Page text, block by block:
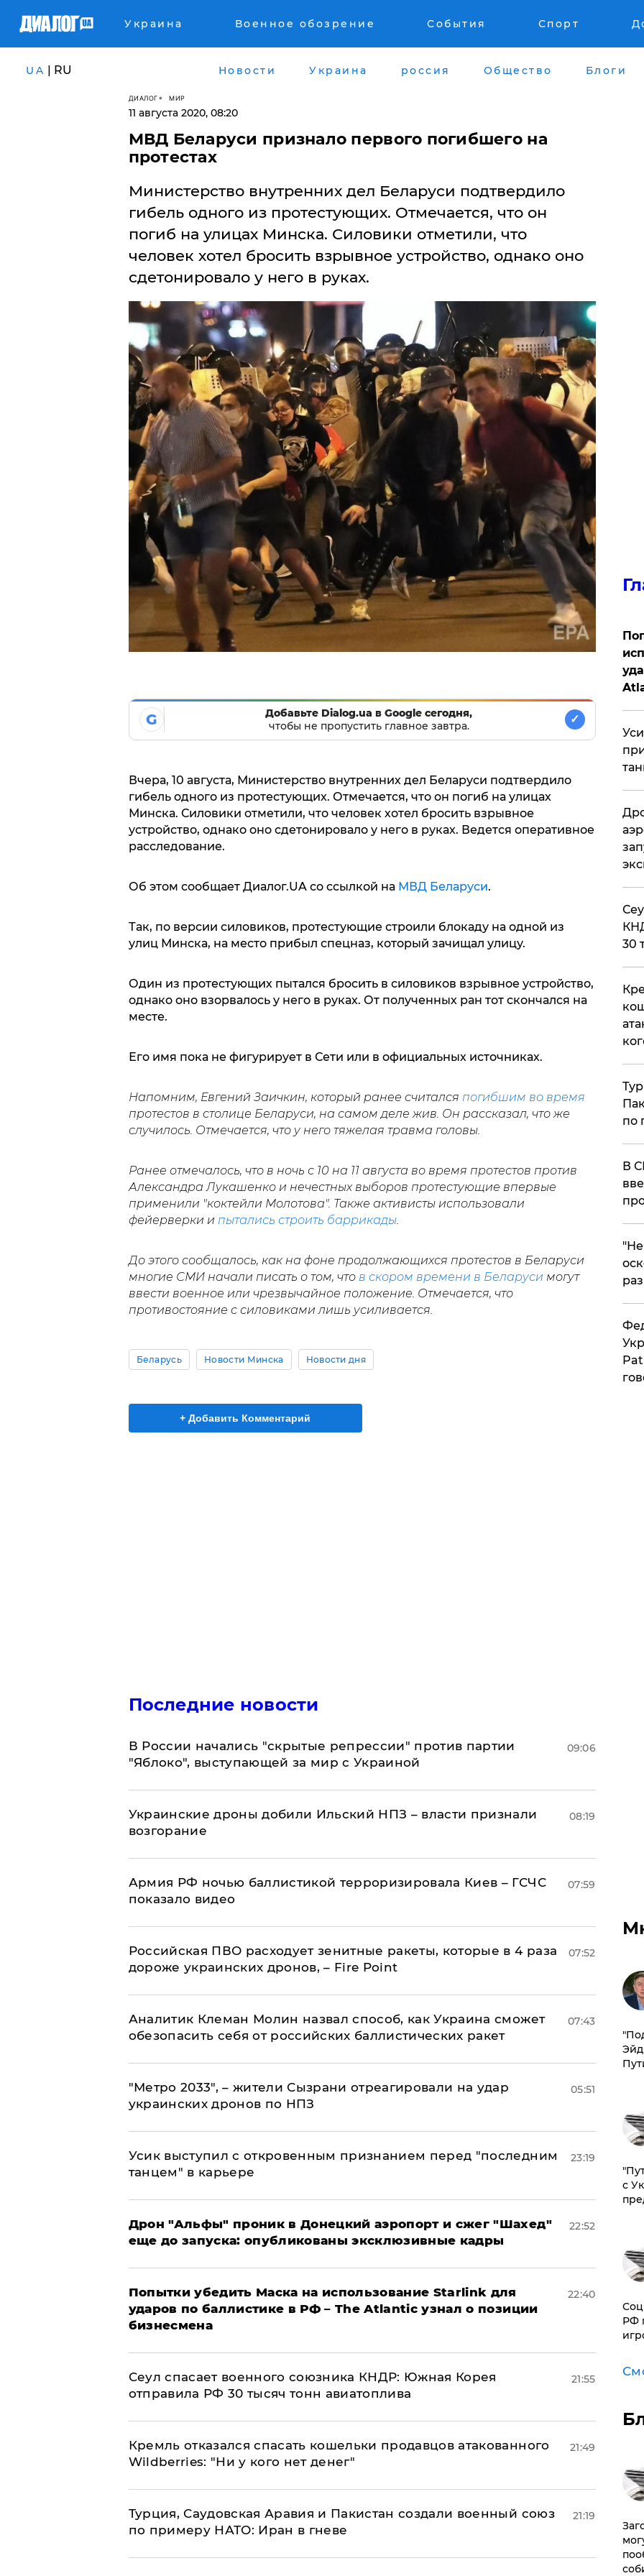
Украина Военное обозрение События Спорт
UA | RU Новости Украина россия Общество Блоги
ДИАЛОГ МИР
11 августа 2020, 08:20
МВД Беларуси признало первого погибшего на
протестах
Министерство внутренних дел Беларуси подтвердило
гибель одного из протестующих. Отмечается, что он
погиб на улицах Минска. Силовики отметили, что
человек хотел бросить взрывное устройство, однако оно
сдетонировало у него в руках.
G
Добавьте Dialog.ua в Google сегодня,
чтобы не пропустить главное завтра.
✓
Вчера, 10 августа, Министерство внутренних дел Беларуси подтвердило
гибель одного из протестующих. Отмечается, что он погиб на улицах
Минска. Силовики отметили, что человек хотел бросить взрывное
устройство, однако оно сдетонировало у него в руках. Ведется оперативное
расследование.
Об этом сообщает Диалог.UA со ссылкой на МВД Беларуси.
Так, по версии силовиков, протестующие строили блокаду на одной из
улиц Минска, на место прибыл спецназ, который зачищал улицу.
Один из протестующих пытался бросить в силовиков взрывное устройство,
однако оно взорвалось у него в руках. От полученных ран тот скончался на
месте.
Его имя пока не фигурирует в Сети или в официальных источниках.
Напомним, Евгений Заичкин, который ранее считался погибшим во время
протестов в столице Беларуси, на самом деле жив. Он рассказал, что же
случилось. Отмечается, что у него тяжелая травма головы.
Ранее отмечалось, что в ночь с 10 на 11 августа во время протестов против
Александра Лукашенко и нечестных выборов протестующие впервые
применили "коктейли Молотова". Также активисты использовали
фейерверки и пытались строить баррикады.
До этого сообщалось, как на фоне продолжающихся протестов в Беларуси
многие СМИ начали писать о том, что в скором времени в Беларуси могут
ввести военное или чрезвычайное положение. Отмечается, что
противостояние с силовиками лишь усиливается.
Беларусь Новости Минска Новости дня
+ Добавить Комментарий
Последние новости
В России начались "скрытые репрессии" против партии
"Яблоко", выступающей за мир с Украиной
09:06
Украинские дроны добили Ильский НПЗ – власти признали
возгорание
08:19
Армия РФ ночью баллистикой терроризировала Киев – ГСЧС
показало видео
07:59
Российская ПВО расходует зенитные ракеты, которые в 4 раза
дороже украинских дронов, – Fire Point
07:52
Аналитик Клеман Молин назвал способ, как Украина сможет
обезопасить себя от российских баллистических ракет
07:43
"Метро 2033", – жители Сызрани отреагировали на удар
украинских дронов по НПЗ
05:51
Усик выступил с откровенным признанием перед "последним
танцем" в карьере
23:19
Дрон "Альфы" проник в Донецкий аэропорт и сжег "Шахед"
еще до запуска: опубликованы эксклюзивные кадры
22:52
Попытки убедить Маска на использование Starlink для
ударов по баллистике в РФ – The Atlantic узнал о позиции
бизнесмена
22:40
​Сеул спасает военного союзника КНДР: Южная Корея
отправила РФ 30 тысяч тонн авиатоплива
21:55
Кремль отказался спасать кошельки продавцов атакованного
Wildberries: "Ни у кого нет денег"
21:49
Турция, Саудовская Аравия и Пакистан создали военный союз
по примеру НАТО: Иран в гневе
21:19
30
по
В
с
РФ